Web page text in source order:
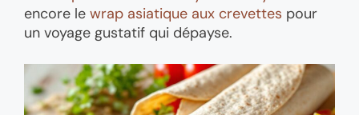
encore le wrap asiatique aux crevettes pour
un voyage gustatif qui dépayse.